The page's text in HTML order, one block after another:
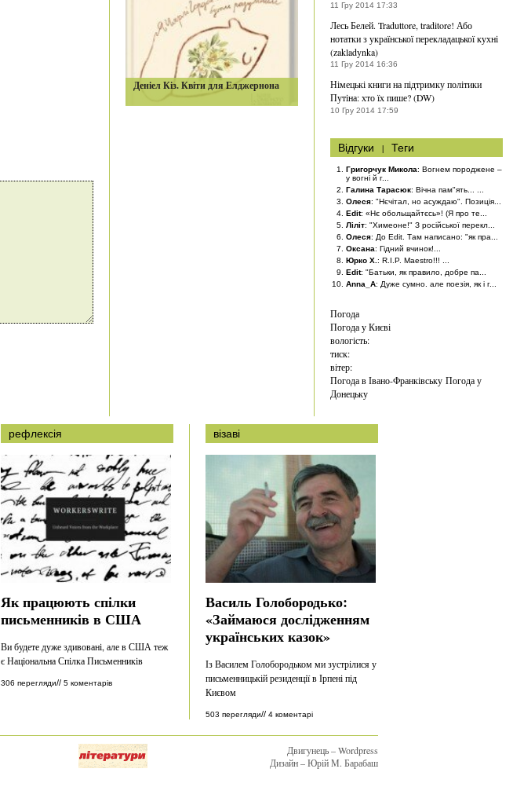
Деніел Кіз. Квіти для Елджернона
11 Гру 2014 17:33
Лесь Белей. Traduttore, traditore! Або
нотатки з української перекладацької кухні
(zakladynka)
11 Гру 2014 16:36
Німецькі книги на підтримку політики
Путіна: хто їх пише? (DW)
10 Гру 2014 17:59
Відгуки | Теги
Григорчук Микола: Вогнем породжене –
у вогні й г...
Галина Тарасюк: Вічна пам"ять... ...
Олеся: "Нєчітал, но асуждаю". Позиція...
Edit: «Нє обольщайтєсь»! (Я про те...
Ліліт: "Химеоне!" З російської перекл...
Олеся: До Edit. Там написано: "як пра...
Оксана: Гідний вчинок!...
Юрко Х. : R.I.P. Maestro!!! ...
Edit: "Батьки, як правило, добре па...
Anna_A: Дуже сумно. але поезія, як і г...
Погода
Погода уКиєві
вологість:
тиск:
вітер:
Погода в Івано-Франківську Погода у
Донецьку
рефлексія
Як працюють спілки
письменників в США
Ви будете дуже здивовані, але в США теж
є Національна Спілка Письменників
306 перегляди// 5 коментарів
візаві
Василь Голобородько:
«Займаюся дослідженням
українських казок»
Із Василем Голобородьком ми зустрілися у
письменницькій резиденції в Ірпені під
Києвом
503 перегляди// 4 коментарі
Двигунець – Wordpress
Дизайн – Юрій М. Барабаш